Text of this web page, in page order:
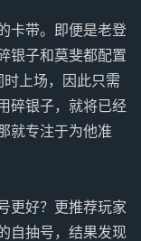
卡带。即便是老登
银子和莫斐都配置
上场，因此只需
碎银子，就将已经
就专注于为他准
更好？更推荐玩家
自抽号，结果发现